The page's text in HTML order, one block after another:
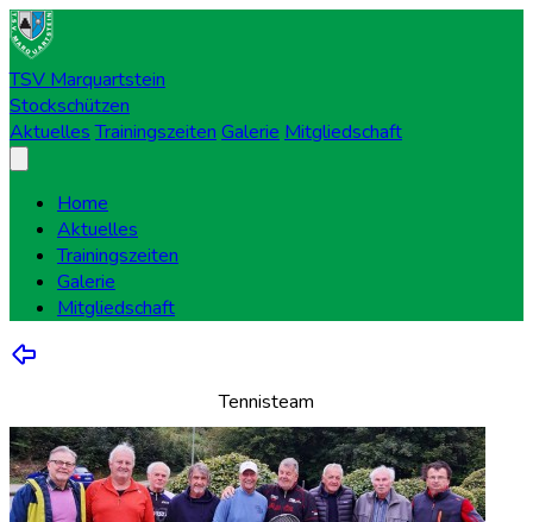
TSV Marquartstein
Stockschützen
Aktuelles Trainingszeiten Galerie Mitgliedschaft
Home
Aktuelles
Trainingszeiten
Galerie
Mitgliedschaft
Tennisteam